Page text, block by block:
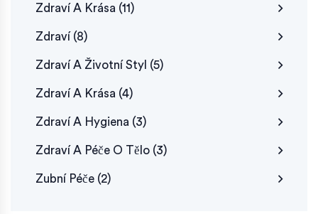
Zdraví A Krása (11)
Zdraví (8)
Zdraví A Životní Styl (5)
Zdraví A Krása (4)
Zdraví A Hygiena (3)
Zdraví A Péče O Tělo (3)
Zubní Péče (2)